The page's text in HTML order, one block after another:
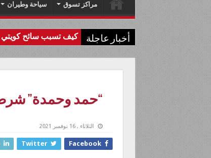
مراكز تسوق سياحة وطيران
أخبار عاجلة كيف تسبب سائح كويتي
“حمد وحمدة”
الثلاثاء , 16 نوفمبر 2021
Facebook
Twitter